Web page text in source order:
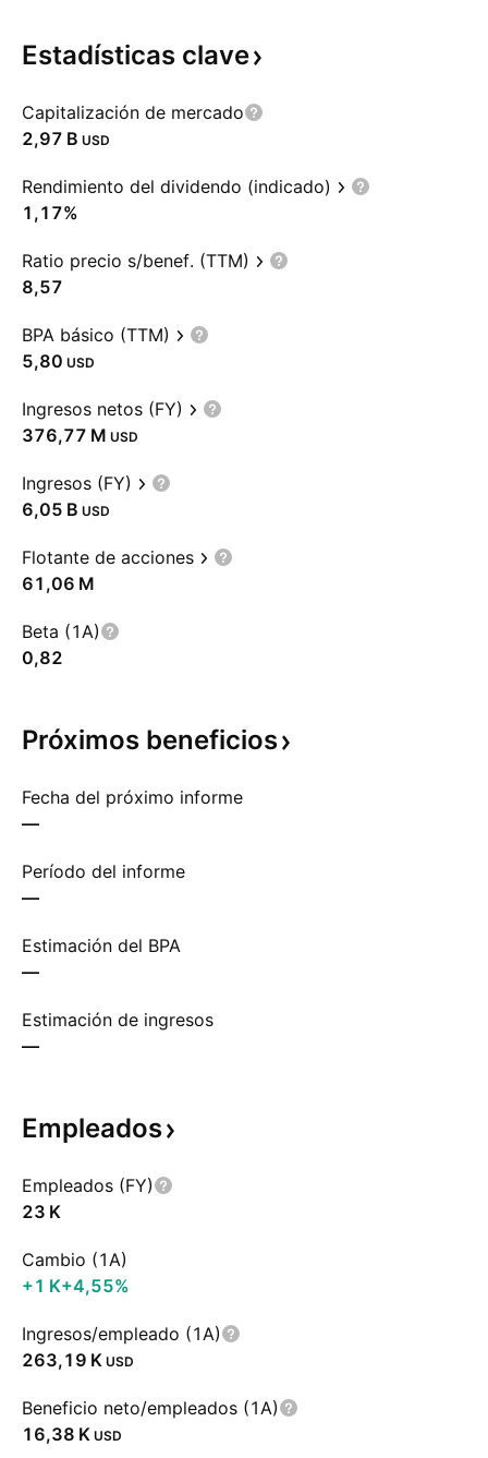
Estadísticas clave
Capitalización de mercado
‪2,97 B‬ USD
Rendimiento del dividendo (indicado)
1,17%
Ratio precio s/benef. (TTM)
8,57
BPA básico (TTM)
5,80 USD
Ingresos netos (FY)
‪376,77 M‬ USD
Ingresos (FY)
‪6,05 B‬ USD
Flotante de acciones
‪61,06 M‬
Beta (1A)
0,82
Próximos beneficios
Fecha del próximo informe
—
Período del informe
—
Estimación del BPA
—
Estimación de ingresos
—
Empleados
Empleados (FY)
‪23 K‬
Cambio (1A)
‪+1 K‬+4,55%
Ingresos/empleado (1A)
‪263,19 K‬ USD
Beneficio neto/empleados (1A)
‪16,38 K‬ USD